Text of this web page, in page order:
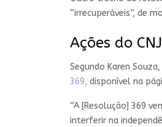
“irrecuperáveis”, de
Ações do CNJ
Segundo Karen
369, disponível na
“A [Resolução] 369
interferir na